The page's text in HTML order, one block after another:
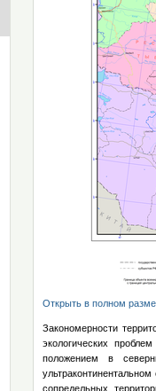
Открыть в полном
Закономерности
экологических
положением в
сопредельных